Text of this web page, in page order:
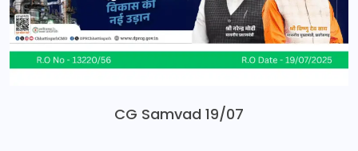
CG Samvad 19/07